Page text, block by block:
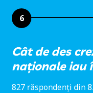
6
Cât de des
naționale iau
827 răspondenți din